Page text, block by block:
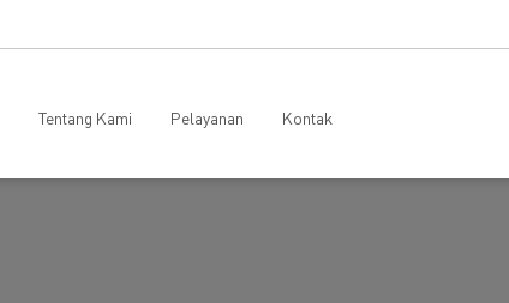
Tentang Kami Pelayanan Kontak